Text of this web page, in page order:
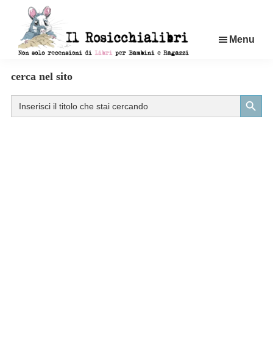
contenuto
di
libri
per
Menu
cerca nel sito
Search
for:
Search Button